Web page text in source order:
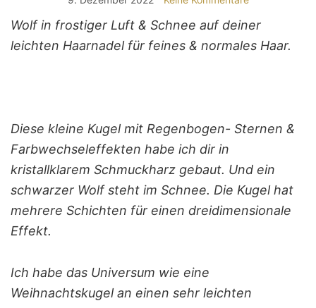
Wolf in frostiger Luft & Schnee auf deiner
leichten Haarnadel für feines & normales Haar.
Diese kleine Kugel mit Regenbogen- Sternen &
Farbwechseleffekten habe ich dir in
kristallklarem Schmuckharz gebaut. Und ein
schwarzer Wolf steht im Schnee. Die Kugel hat
mehrere Schichten für einen dreidimensionale
Effekt.
Ich habe das Universum wie eine
Weihnachtskugel an einen sehr leichten